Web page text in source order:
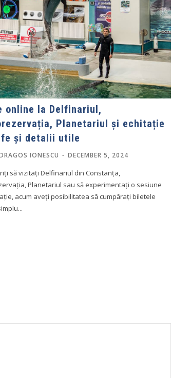
online la Delfinariul,
Planetariul și echitație
și detalii utile
IONESCU - DECEMBER 5, 2024
să vizitați Delfinariul din Constanța,
Planetariul sau să experimentați o sesiune
acum aveți posibilitatea să cumpărați biletele